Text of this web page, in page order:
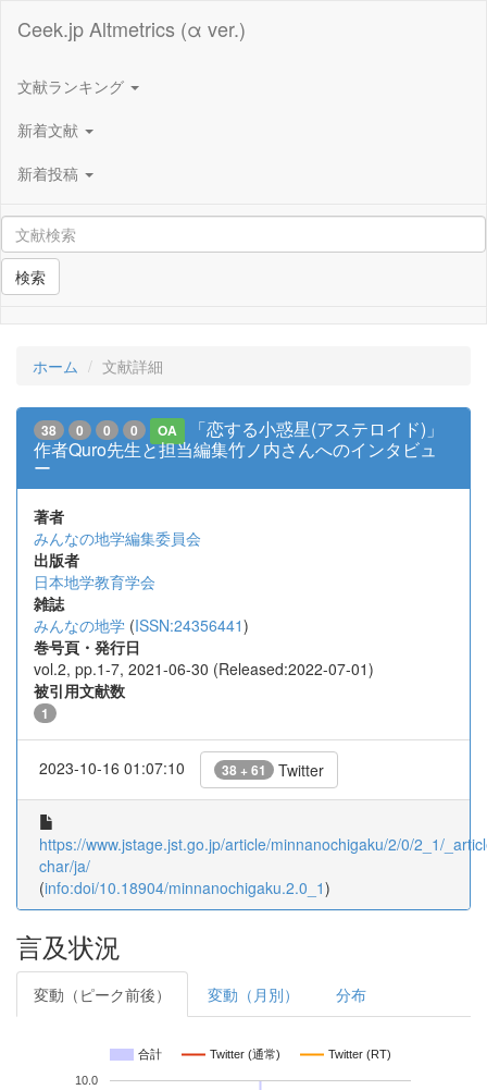
Ceek.jp Altmetrics (α ver.)
文献ランキング
新着文献
新着投稿
検索
ホーム 文献詳細
38 0 0 0 OA
「恋する小惑星(アステロイド)」
作者Quro先生と担当編集竹ノ内さんへのインタビュ
ー
著者
みんなの地学編集委員会
出版者
日本地学教育学会
雑誌
みんなの地学 (ISSN:24356441)
巻号頁・発行日
vol.2, pp.1-7, 2021-06-30 (Released:2022-07-01)
被引用文献数
1
2023-10-16 01:07:10 38 + 61 Twitter
https://www.jstage.jst.go.jp/article/minnanochigaku/2/0/2_1/
char/ja/
(info:doi/10.18904/minnanochigaku.2.0_1)
言及状況
変動（ピーク前後） 変動（月別） 分布
合計 Twitter (通常) Twitter (RT)
10.0